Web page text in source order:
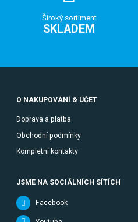
Široký sortiment
SKLADEM
O NAKUPOVÁNÍ & ÚČET
Doprava a platba
Obchodní podmínky
Kompletní kontakty
JSME NA SOCIÁLNÍCH SÍTÍCH
Facebook